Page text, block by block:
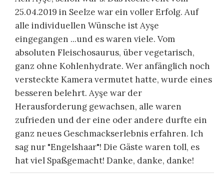
25.04.2019 in Seelze war ein voller Erfolg. Auf
alle individuellen Wünsche ist Ayşe
eingegangen ...und es waren viele. Vom
absoluten Fleischosaurus, über vegetarisch,
ganz ohne Kohlenhydrate. Wer anfänglich noch
versteckte Kamera vermutet hatte, wurde eines
besseren belehrt. Ayşe war der
Herausforderung gewachsen, alle waren
zufrieden und der eine oder andere durfte ein
ganz neues Geschmackserlebnis erfahren. Ich
sag nur "Engelshaar"! Die Gäste waren toll, es
hat viel Spaßgemacht! Danke, danke, danke!